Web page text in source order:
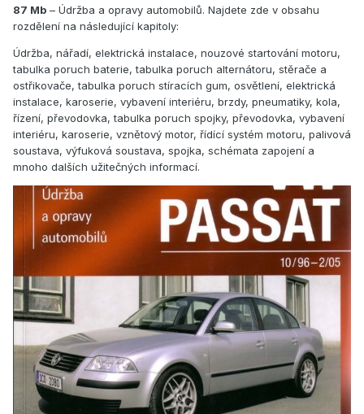
87 Mb – Údržba a opravy automobilů. Najdete zde v obsahu
rozdělení na následující kapitoly:
Údržba, nářadí, elektrická instalace, nouzové startování motoru,
tabulka poruch baterie, tabulka poruch alternátoru, stěrače a
ostřikovače, tabulka poruch stíracích gum, osvětlení, elektrická
instalace, karoserie, vybavení interiéru, brzdy, pneumatiky, kola,
řízení, převodovka, tabulka poruch spojky, převodovka, vybavení
interiéru, karoserie, vznětový motor, řídící systém motoru, palivová
soustava, výfuková soustava, spojka, schémata zapojení a
mnoho dalších užitečných informací.